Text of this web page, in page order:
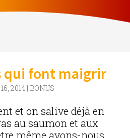
qui font maigrir
2014 | BONUS
et on salive déjà en
au saumon et aux
même avons-nous